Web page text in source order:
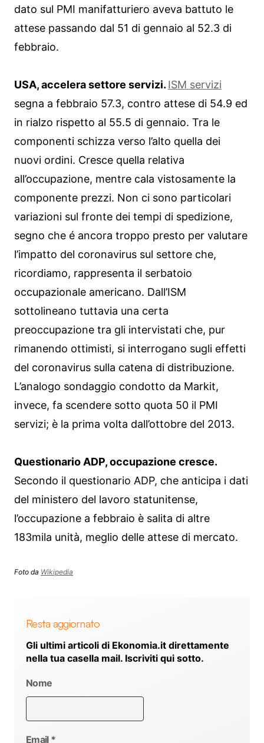
dato sul PMI manifatturiero aveva battuto le
attese passando dal 51 di gennaio al 52.3 di
febbraio.
USA, accelera settore servizi. ISM servizi
segna a febbraio 57.3, contro attese di 54.9 ed
in rialzo rispetto al 55.5 di gennaio. Tra le
componenti schizza verso l’alto quella dei
nuovi ordini. Cresce quella relativa
all’occupazione, mentre cala vistosamente la
componente prezzi. Non ci sono particolari
variazioni sul fronte dei tempi di spedizione,
segno che é ancora troppo presto per valutare
l’impatto del coronavirus sul settore che,
ricordiamo, rappresenta il serbatoio
occupazionale americano. Dall’ISM
sottolineano tuttavia una certa
preoccupazione tra gli intervistati che, pur
rimanendo ottimisti, si interrogano sugli effetti
del coronavirus sulla catena di distribuzione.
L’analogo sondaggio condotto da Markit,
invece, fa scendere sotto quota 50 il PMI
servizi; è la prima volta dall’ottobre del 2013.
Questionario ADP, occupazione cresce.
Secondo il questionario ADP, che anticipa i dati
del ministero del lavoro statunitense,
l’occupazione a febbraio è salita di altre
183mila unità, meglio delle attese di mercato.
Foto da Wikipedia
Resta aggiornato
Gli ultimi articoli di Ekonomia.it direttamente
nella tua casella mail. Iscriviti qui sotto.
Nome
Email *